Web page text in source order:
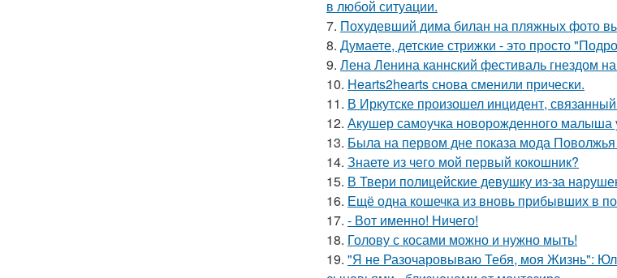
в любой ситуации.
7. Похудевший дима билан на пляжных фото
8. Думаете, детские стрижки - это просто
9. Лена Ленина каннский фестиваль гнездом
10. Hearts2hearts снова сменили прически.
11. В Иркутске произошел инцидент,
12. Акушер самоучка новорожденного малыша
13. Была на первом дне показа мода
14. Знаете из чего мой первый кокошник?
15. В Твери полицейские девушку из-за
16. Ещё одна кошечка из вновь прибывших в
17. - Вот именно! Ничего!
18. Голову с косами можно и нужно мыть!
19. "Я не Разочаровываю Тебя, моя Жизнь":